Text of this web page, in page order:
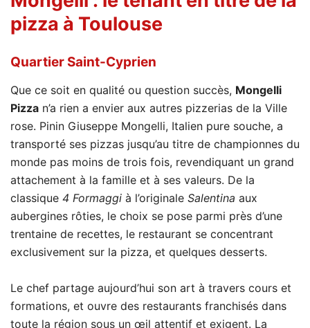
pizza à Toulouse
Quartier Saint-Cyprien
Que ce soit en qualité ou question succès, Mongelli
Pizza n’a rien a envier aux autres pizzerias de la Ville
rose. Pinin Giuseppe Mongelli, Italien pure souche, a
transporté ses pizzas jusqu’au titre de championnes du
monde pas moins de trois fois, revendiquant un grand
attachement à la famille et à ses valeurs. De la
classique 4 Formaggi à l’originale Salentina aux
aubergines rôties, le choix se pose parmi près d’une
trentaine de recettes, le restaurant se concentrant
exclusivement sur la pizza, et quelques desserts.
Le chef partage aujourd’hui son art à travers cours et
formations, et ouvre des restaurants franchisés dans
toute la région sous un œil attentif et exigent. La